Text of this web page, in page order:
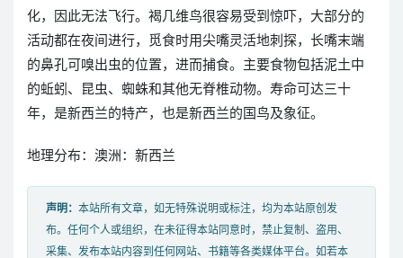
化，因此无法飞行。褐几维鸟很容易受到惊吓，大部分的
活动都在夜间进行，觅食时用尖嘴灵活地刺探，长嘴末端
的鼻孔可嗅出虫的位置，进而捕食。主要食物包括泥土中
的蚯蚓、昆虫、蜘蛛和其他无脊椎动物。寿命可达三十
年，是新西兰的特产，也是新西兰的国鸟及象征。
地理分布：澳洲：新西兰
声明： 本站所有文章，如无特殊说明或标注，均为本站原创发
布。任何个人或组织，在未征得本站同意时，禁止复制、盗用、
采集、发布本站内容到任何网站、书籍等各类媒体平台。如若本